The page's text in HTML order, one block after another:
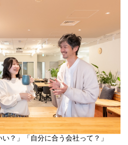
？」「自分に合う会社って？」